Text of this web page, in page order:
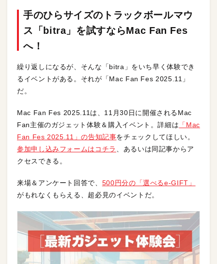
手のひらサイズのトラックボールマウ
ス「bitra」を試すならMac Fan Fes
へ！
繰り返しになるが、そんな「bitra」をいち早く体験でき
るイベントがある。それが「Mac Fan Fes 2025.11」
だ。
Mac Fan Fes 2025.11は、11月30日に開催されるMac
Fan主催のガジェット体験＆購入イベント。詳細は 「Mac
Fan Fes 2025.11」の告知記事をチェックしてほしい。
参加申し込みフォームはコチラ
、あるいは同記事からア
クセスできる。
来場＆アンケート回答で、 500円分の「選べるe-GIFT」
がもれなくもらえる、超必見のイベントだ。